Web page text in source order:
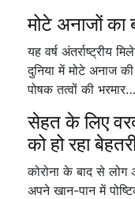
मोटे अनाजों का
यह वर्ष अंतर्राष्ट्रीय
दुनिया में मोटे अनाज
पोषक तत्वों की भरमार…
सेहत के लिए
को हो रहा
कोरोना के बाद से लोग
अपने खान-पान में